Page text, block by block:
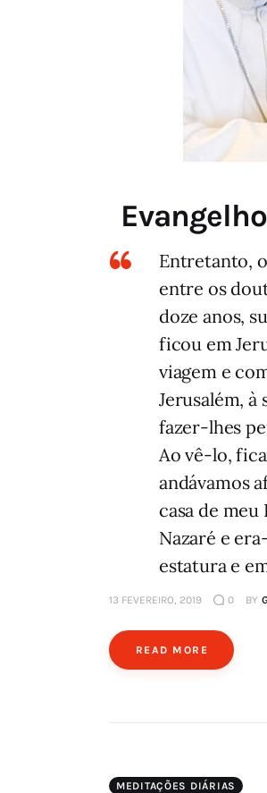
Entretanto,
entre os
doze anos,
ficou em
viagem e
Jerusalém,
fazer-lhes
Ao vê-lo,
andávamos
casa de meu
Nazaré e
estatura e
13 FEVEREIRO, 2019 0 BY
READ MORE
MEDITAÇÕES DIÁRIAS